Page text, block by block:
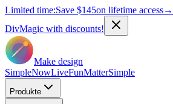
Limited time:Save $145on lifetime access→
DivMagic with discounts!
Make design
SimpleNowLiveFunMatterSimple
Produkte